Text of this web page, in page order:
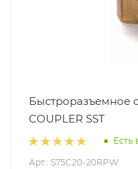
Быстроразъемное
COUPLER SST
Есть
Арт.: S75C20-20RPW